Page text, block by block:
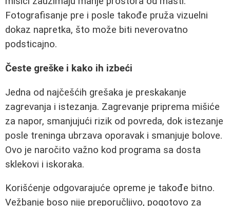
Fotografisanje pre i posle takođe pruža vizuelni
dokaz napretka, što može biti neverovatno
podsticajno.
Česte greške i kako ih izbeći
Jedna od najčešćih grešaka je preskakanje
zagrevanja i istezanja. Zagrevanje priprema mišiće
za napor, smanjujući rizik od povreda, dok istezanje
posle treninga ubrzava oporavak i smanjuje bolove.
Ovo je naročito važno kod programa sa dosta
sklekovi i iskoraka.
Korišćenje odgovarajuće opreme je takođe bitno.
Vežbanje boso nije preporučljivo, pogotovo za